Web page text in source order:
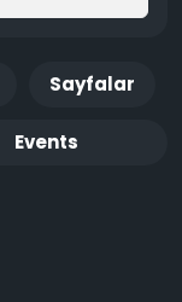
Sayfalar
Events